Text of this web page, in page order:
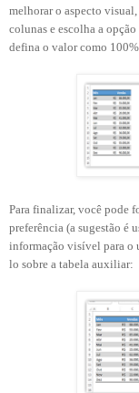
melhorar o aspecto
colunas e escolha a opção
defina o valor como
Para finalizar, você pode
preferência (a sugestão é
informação visível para o
lo sobre a tabela auxiliar: